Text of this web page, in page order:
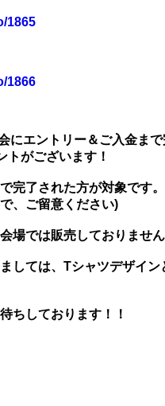
1865
1866
にエントリー＆ご入金ま
トがございます！
完了された方が対象です
、ご留意ください)
場では販売しておりませ
しては、Tシャツデザイ
ちしております！！